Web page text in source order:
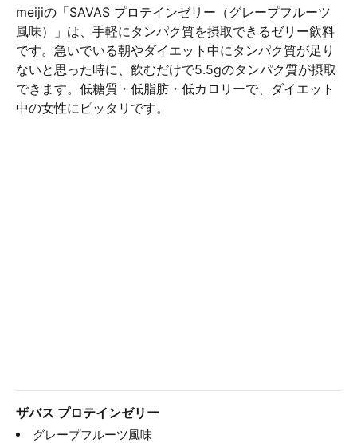
meijiの「SAVAS プロテインゼリー（グレープフルーツ
風味）」は、手軽にタンパク質を摂取できるゼリー飲料
です。急いでいる朝やダイエット中にタンパク質が足り
ないと思った時に、飲むだけで5.5gのタンパク質が摂取
できます。低糖質・低脂肪・低カロリーで、ダイエット
中の女性にピッタリです。
ザバス プロテインゼリー
グレープフルーツ風味